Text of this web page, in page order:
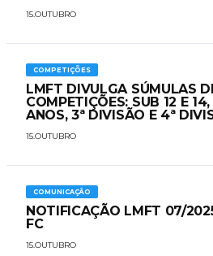
15.OUTUBRO
COMPETIÇÕES
LMFT DIVULGA SÚMULAS
COMPETIÇÕES: SUB 12 E
ANOS, 3ª DIVISÃO E 4ª
15.OUTUBRO
COMUNICAÇÃO
NOTIFICAÇÃO LMFT 07/
FC
15.OUTUBRO